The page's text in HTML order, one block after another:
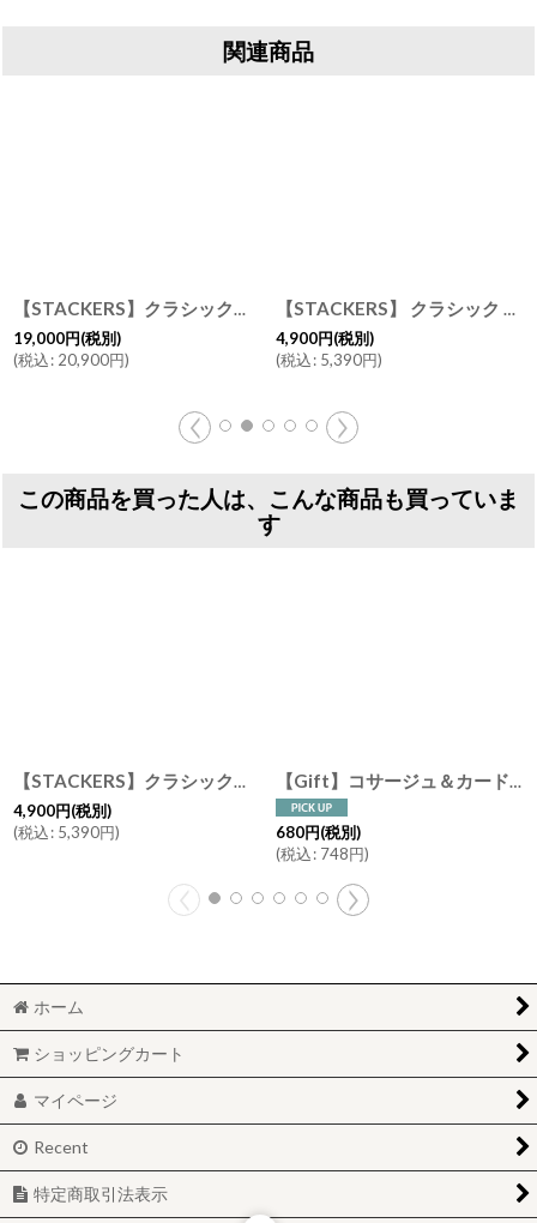
関連商品
【STACKERS】クラシック ジュエリーボックス 選べる4個セット ブラッシュピンク 4set Blush Pink スタッカーズ ロンドン UK
19,000円(税別)
(税込: 20,900円)
【STACKERS】 クラシック ジュエリーボックス 5sec ブラッシュ ピンク Blush Pink スタッカーズ イギリス ロンドン
4,900円(税別)
(税込: 5,390円)
この商品を買った人は、こんな商品も買っていま
す
【STACKERS】クラシック ジュエリーボックス Open オープン ブラッシュ ピンク Blush Pink スタッカーズ ロンドン イギリス
4,900円(税別)
(税込: 5,390円)
【Gift】コサージュ＆カード 有料ギフトラッピング コサージュBOX ドライフラワー 箔押しカード クラフト紙 コットンリボン For you Thank you Happy Birthday
680円(税別)
(税込: 748円)
ホーム
ショッピングカート
マイページ
Recent
特定商取引法表示